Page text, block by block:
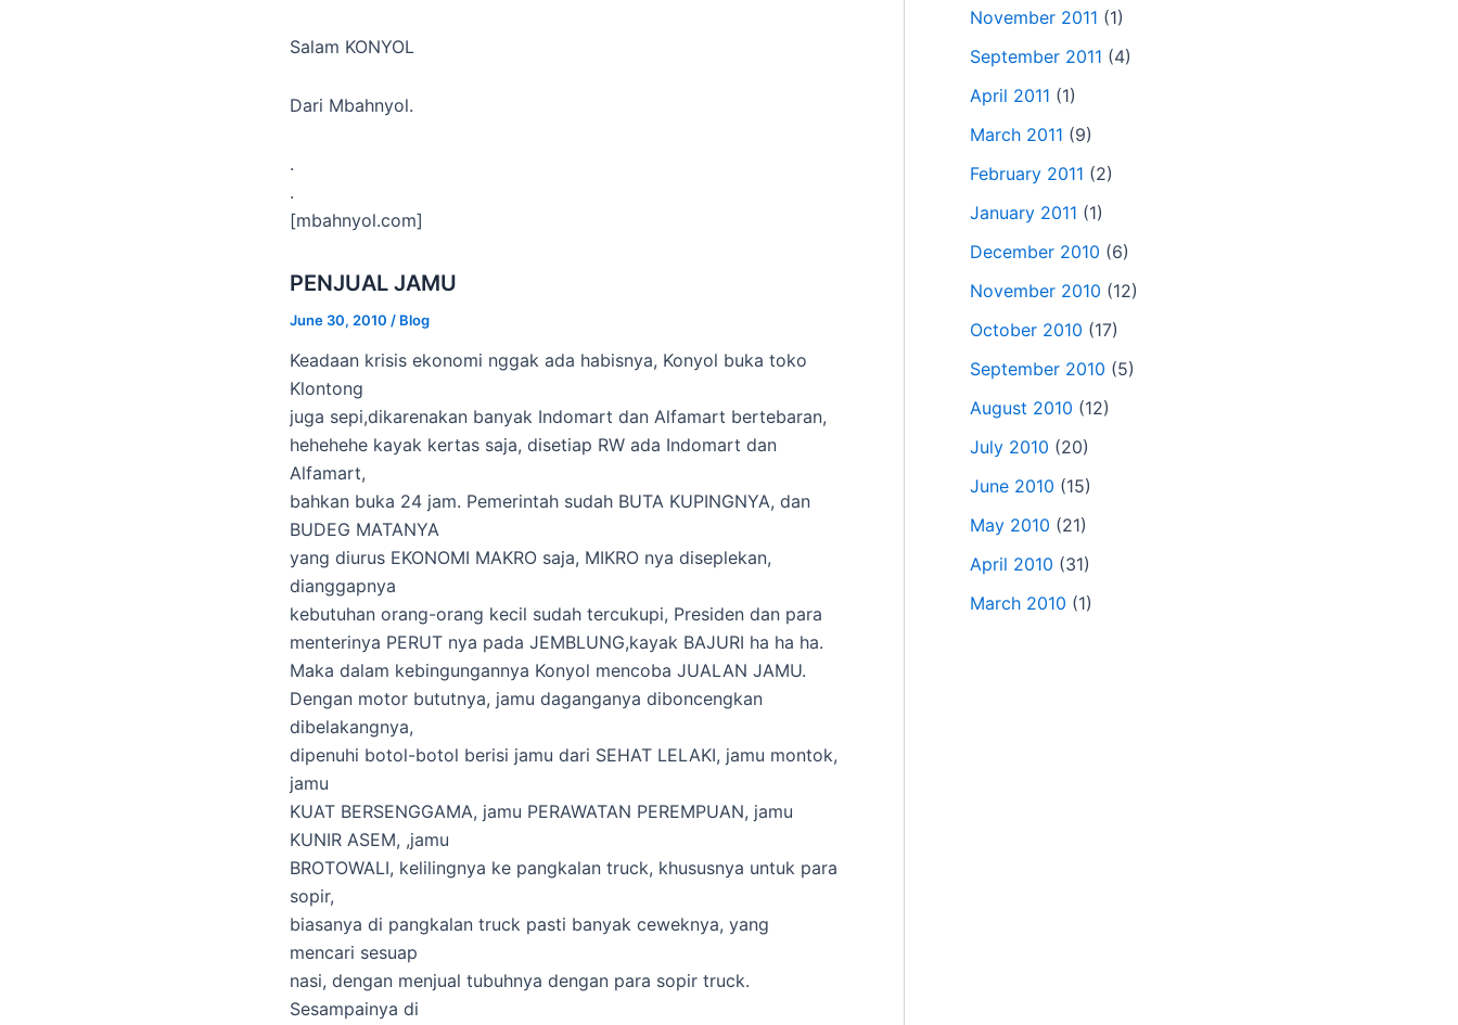
Salam KONYOL
Dari Mbahnyol.
.
.
[mbahnyol.com]
PENJUAL JAMU
June 30, 2010 / Blog
Keadaan krisis ekonomi nggak ada habisnya, Konyol buka toko
Klontong
juga sepi,dikarenakan banyak Indomart dan Alfamart bertebaran,
hehehehe kayak kertas saja, disetiap RW ada Indomart dan
Alfamart,
bahkan buka 24 jam. Pemerintah sudah BUTA KUPINGNYA, dan
BUDEG MATANYA
yang diurus EKONOMI MAKRO saja, MIKRO nya diseplekan,
dianggapnya
kebutuhan orang-orang kecil sudah tercukupi, Presiden dan para
menterinya PERUT nya pada JEMBLUNG,kayak BAJURI ha ha ha.
Maka dalam kebingungannya Konyol mencoba JUALAN JAMU.
Dengan motor bututnya, jamu daganganya diboncengkan
dibelakangnya,
dipenuhi botol-botol berisi jamu dari SEHAT LELAKI, jamu montok,
jamu
KUAT BERSENGGAMA, jamu PERAWATAN PEREMPUAN, jamu
KUNIR ASEM, ,jamu
BROTOWALI, kelilingnya ke pangkalan truck, khususnya untuk para
sopir,
biasanya di pangkalan truck pasti banyak ceweknya, yang
mencari sesuap
nasi, dengan menjual tubuhnya dengan para sopir truck.
Sesampainya di
November 2011 (1)
September 2011 (4)
April 2011 (1)
March 2011 (9)
February 2011 (2)
January 2011 (1)
December 2010 (6)
November 2010 (12)
October 2010 (17)
September 2010 (5)
August 2010 (12)
July 2010 (20)
June 2010 (15)
May 2010 (21)
April 2010 (31)
March 2010 (1)